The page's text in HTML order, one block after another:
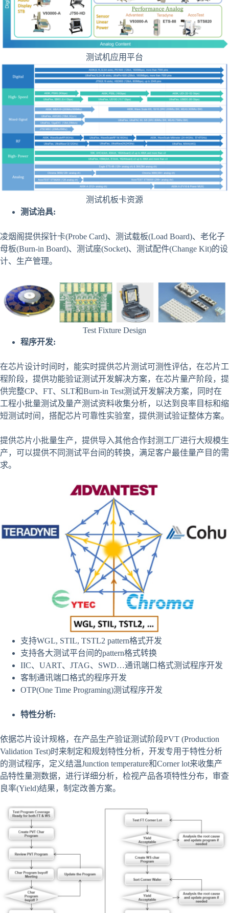
测试机应用平台
测试机板卡资源
测试治具:
凌烟阁提供探针卡(Probe Card)、测试载板(Load Board)、老化子
母板(Burn-in Board)、测试座(Socket)、测试配件(Change Kit)的设
计、生产管理。
Test Fixture Design
程序开发:
在芯片设计时间时，能实时提供芯片测试可测性评估，在芯片工
程阶段，提供功能验证测试开发解决方案，在芯片量产阶段，提
供完整CP、FT、SLT和Burn-in Test测试开发解决方案，同时在
工程小批量测试及量产测试资料收集分析，以达到良率目标和缩
短测试时间，搭配芯片可靠性实验室，提供测试验证整体方案。
提供芯片小批量生产，提供导入其他合作封测工厂进行大规模生
产，可以提供不同测试平台间的转换，满足客户最佳量产目的需
求。
支持WGL, STIL, TSTL2 pattern格式开发
支持各大测试平台间的pattern格式转换
IIC、UART、JTAG、SWD…通讯端口格式测试程序开发
客制通讯端口格式的程序开发
OTP(One Time Programing)测试程序开发
特性分析:
依据芯片设计规格，在产品生产验证测试阶段PVT (Production
Validation Test)时来制定和规划特性分析，开发专用于特性分析
的测试程序，定义结温Junction temperature和Corner lot来收集产
品特性量测数据，进行详细分析，检视产品各项特性分布，审查
良率(Yield)结果，制定改善方案。